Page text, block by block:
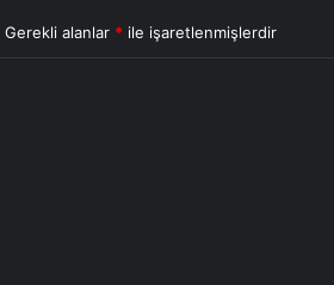
Gerekli alanlar * ile işaretlenmişlerdir